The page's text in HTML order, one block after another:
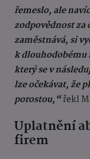
řemeslo, ale
zodpovědnost
zaměstnává, si
k dlouhodobému
který se v
lze očekávat, že
porostou,“řekl
Uplatnění
firem